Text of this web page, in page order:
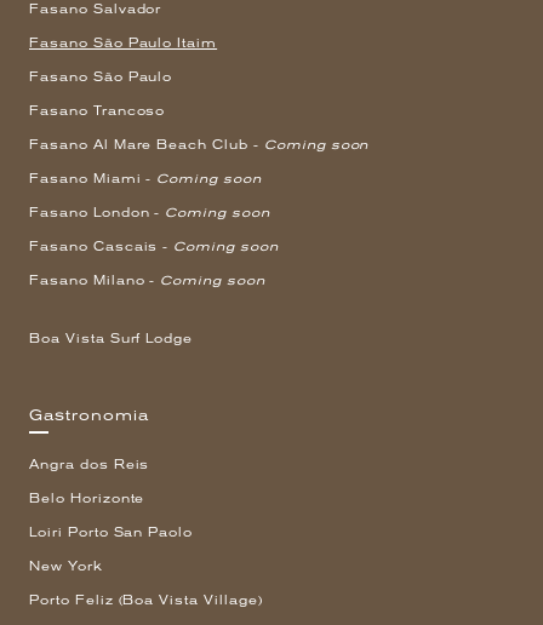
Fasano Salvador
Fasano São Paulo Itaim
Fasano São Paulo
Fasano Trancoso
Fasano Al Mare Beach Club - Coming soon
Fasano Miami - Coming soon
Fasano London - Coming soon
Fasano Cascais - Coming soon
Fasano Milano - Coming soon
Boa Vista Surf Lodge
Gastronomia
Angra dos Reis
Belo Horizonte
Loiri Porto San Paolo
New York
Porto Feliz (Boa Vista Village)